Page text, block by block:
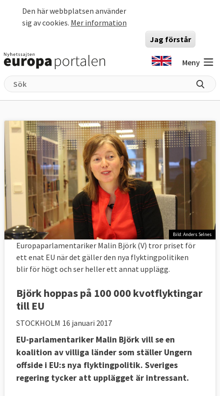
Den här webbplatsen använder
sig av cookies. Mer information
Jag förstår
Meny
Bild: Anders Selnes
Europaparlamentariker Malin Björk (V) tror priset för
ett enat EU när det gäller den nya flyktingpolitiken
blir för högt och ser heller ett annat upplägg.
Björk hoppas på 100 000 kvotflyktingar
till EU
STOCKHOLM 16 januari 2017
EU-parlamentariker Malin Björk vill se en
koalition av villiga länder som ställer Ungern
offside i EU:s nya flyktingpolitik. Sveriges
regering tycker att upplägget är intressant.